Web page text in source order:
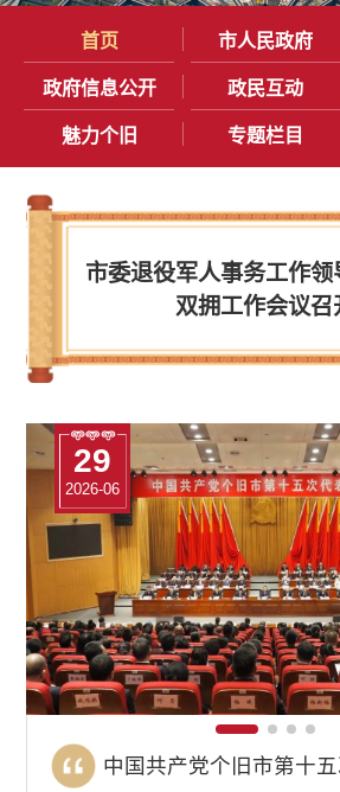
首页 市人民政府
政府信息公开 政民互动
魅力个旧 专题栏目
市委退役军人事务工作领
双拥工作会议召
29
29
2026-06
25
2026-06
15
十四届市委常委会第151
29
29